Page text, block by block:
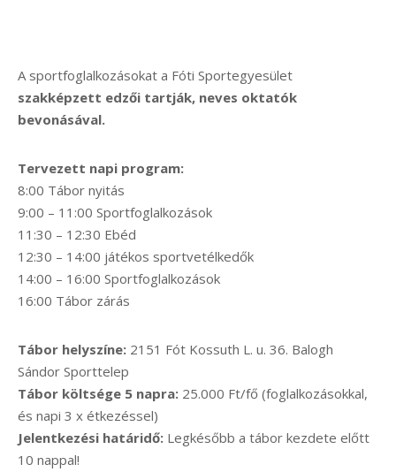
A sportfoglalkozásokat a Fóti Sportegyesület
szakképzett edzői tartják, neves oktatók
bevonásával.
Tervezett napi program:
8:00 Tábor nyitás
9:00 – 11:00 Sportfoglalkozások
11:30 – 12:30 Ebéd
12:30 – 14:00 játékos sportvetélkedők
14:00 – 16:00 Sportfoglalkozások
16:00 Tábor zárás
Tábor helyszíne: 2151 Fót Kossuth L. u. 36. Balogh
Sándor Sporttelep
Tábor költsége 5 napra: 25.000 Ft/fő (foglalkozásokkal,
és napi 3 x étkezéssel)
Jelentkezési határidő: Legkésőbb a tábor kezdete előtt
10 nappal!